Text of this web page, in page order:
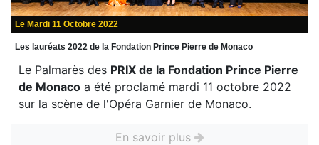
Le Mardi 11 Octobre 2022
Les lauréats 2022 de la Fondation Prince Pierre de Monaco
Le Palmarès des PRIX de la Fondation Prince Pierre
de Monaco a été proclamé mardi 11 octobre 2022
sur la scène de l'Opéra Garnier de Monaco.
En savoir plus